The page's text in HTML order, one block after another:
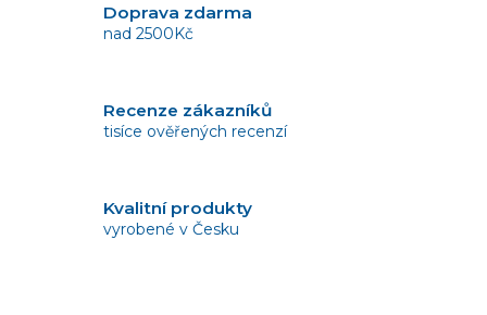
Doprava zdarma
nad 2500Kč
Recenze zákazníků
tisíce ověřených recenzí
Kvalitní produkty
vyrobené v Česku